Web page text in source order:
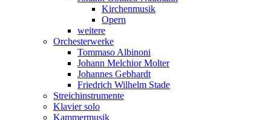
Kirchenmusik
Opern
weitere
Orchesterwerke
Tommaso Albinoni
Johann Melchior Molter
Johannes Gebhardt
Friedrich Wilhelm Stade
Streichinstrumente
Klavier solo
Kammermusik